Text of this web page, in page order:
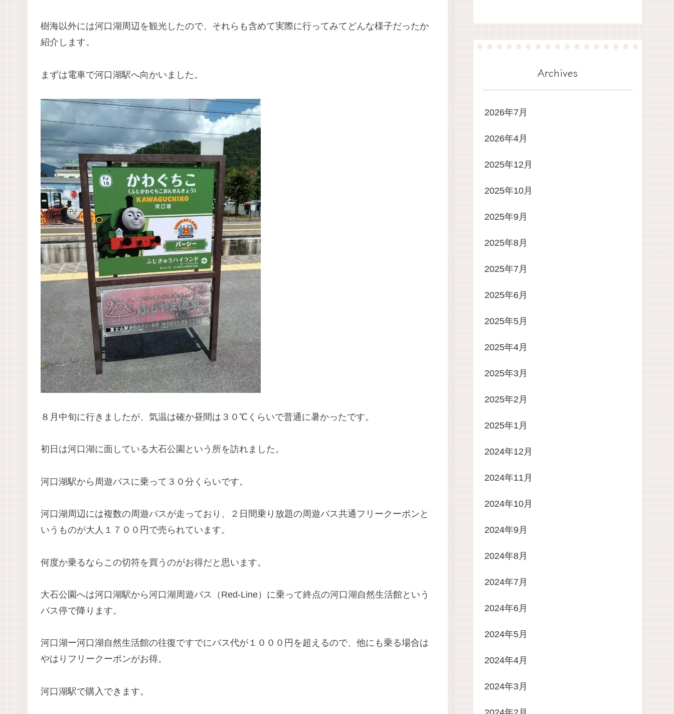
樹海以外には河口湖周辺を観光したので、それらも含めて実際に行ってみてどんな様子だったか
紹介します。
まずは電車で河口湖駅へ向かいました。
８月中旬に行きましたが、気温は確か昼間は３０℃くらいで普通に暑かったです。
初日は河口湖に面している大石公園という所を訪れました。
河口湖駅から周遊バスに乗って３０分くらいです。
河口湖周辺には複数の周遊バスが走っており、２日間乗り放題の周遊バス共通フリークーポンと
いうものが大人１７００円で売られています。
何度か乗るならこの切符を買うのがお得だと思います。
大石公園へは河口湖駅から河口湖周遊バス（Red-Line）に乗って終点の河口湖自然生活館という
バス停で降ります。
河口湖ー河口湖自然生活館の往復ですでにバス代が１０００円を超えるので、他にも乗る場合は
やはりフリークーポンがお得。
河口湖駅で購入できます。
Archives
2026年7月
2026年4月
2025年12月
2025年10月
2025年9月
2025年8月
2025年7月
2025年6月
2025年5月
2025年4月
2025年3月
2025年2月
2025年1月
2024年12月
2024年11月
2024年10月
2024年9月
2024年8月
2024年7月
2024年6月
2024年5月
2024年4月
2024年3月